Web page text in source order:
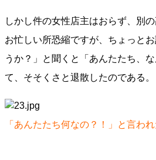
しかし件の女性店主はおらず、別
お忙しい所恐縮ですが、ちょっと
うか？」と聞くと「あんたたち、
て、そそくさと退散したのである。
「あんたたち何なの？！」と言わ